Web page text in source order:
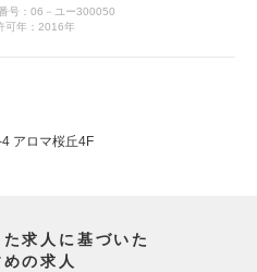
号：06－ユー300050
可年：2016年
アロマ桜丘4F
求人に基づいた
の求人